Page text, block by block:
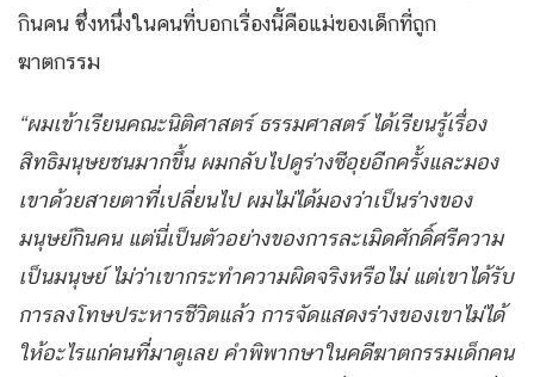
กินคน ซึ่งหนึ่งในคนที่บอกเรื่องนี้คือแม่ของเด็กที่ถูก
ฆาตกรรม
“ผมเข้าเรียนคณะนิติศาสตร์ ธรรมศาสตร์ ได้เรียนรู้เรื่อง
สิทธิมนุษยชนมากขึ้น ผมกลับไปดูร่างซีอุยอีกครั้งและมอง
เขาด้วยสายตาที่เปลี่ยนไป ผมไม่ได้มองว่าเป็นร่างของ
มนุษย์กินคน แต่นี่เป็นตัวอย่างของการละเมิดศักดิ์ศรีความ
เป็นมนุษย์ ไม่ว่าเขากระทำความผิดจริงหรือไม่ แต่เขาได้รับ
การลงโทษประหารชีวิตแล้ว การจัดแสดงร่างของเขาไม่ได้
ให้อะไรแก่คนที่มาดูเลย คำพิพากษาในคดีฆาตกรรมเด็กคน